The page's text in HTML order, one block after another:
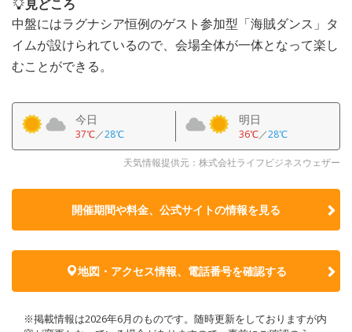
見どころ
中盤にはラグナシア恒例のゲスト参加型「海賊ダンス」タ
イムが設けられているので、会場全体が一体となって楽し
むことができる。
今日
37℃／28℃
明日
36℃／28℃
天気情報提供元：株式会社ライフビジネスウェザー
開催期間や料金、公式サイトの情報を見る
地図・アクセス情報、電話番号を確認する
※掲載情報は2026年6月のものです。随時更新をしておりますが内